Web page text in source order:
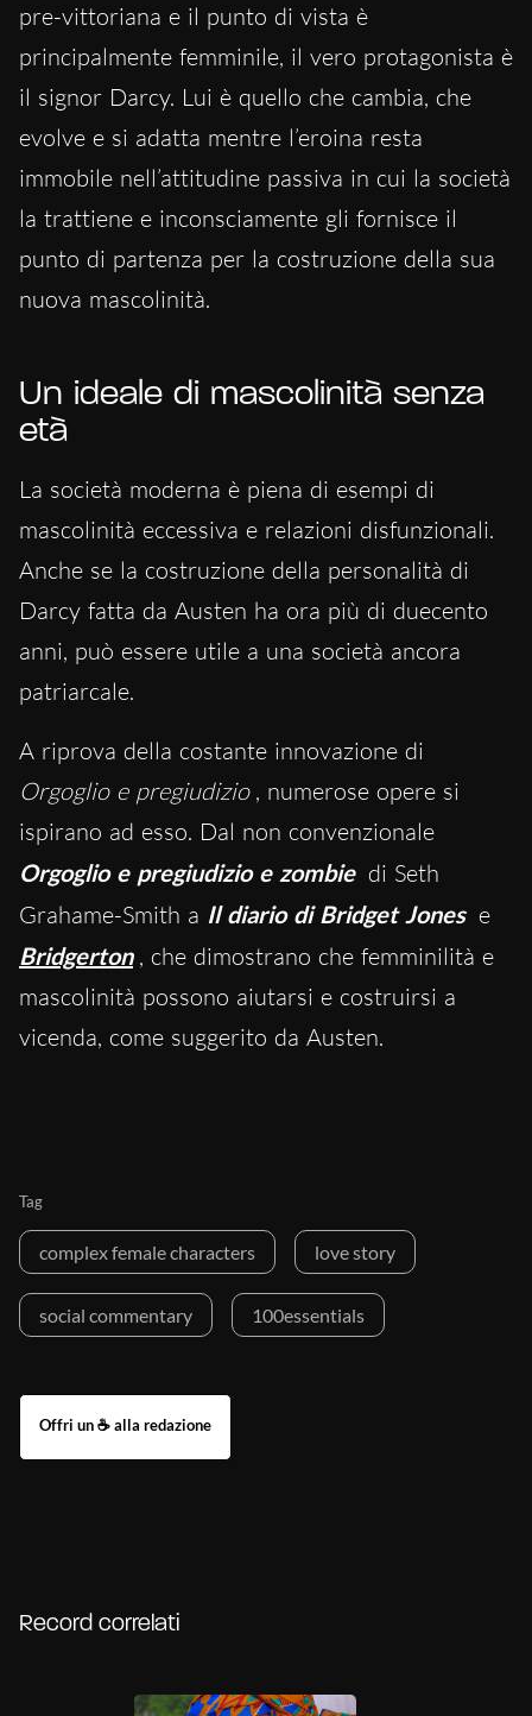
pre-vittoriana e il punto di vista è
principalmente femminile, il vero protagonista è
il signor Darcy. Lui è quello che cambia, che
evolve e si adatta mentre l’eroina resta
immobile nell’attitudine passiva in cui la società
la trattiene e inconsciamente gli fornisce il
punto di partenza per la costruzione della sua
nuova mascolinità.
Un ideale di mascolinità senza
età
La società moderna è piena di esempi di
mascolinità eccessiva e relazioni disfunzionali.
Anche se la costruzione della personalità di
Darcy fatta da Austen ha ora più di duecento
anni, può essere utile a una società ancora
patriarcale.
A riprova della costante innovazione di
Orgoglio e pregiudizio , numerose opere si
ispirano ad esso. Dal non convenzionale
Orgoglio e pregiudizio e zombie di Seth
Grahame-Smith a Il diario di Bridget Jones e
Bridgerton , che dimostrano che femminilità e
mascolinità possono aiutarsi e costruirsi a
vicenda, come suggerito da Austen.
Tag
complex female characters love story
social commentary 100essentials
Record correlati